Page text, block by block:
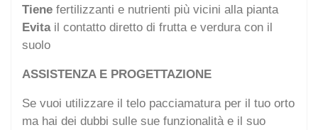
Tiene fertilizzanti e nutrienti più vicini alla pianta
Evita il contatto diretto di frutta e verdura con il
suolo
ASSISTENZA E PROGETTAZIONE
Se vuoi utilizzare il telo pacciamatura per il tuo orto
ma hai dei dubbi sulle sue funzionalità e il suo